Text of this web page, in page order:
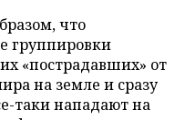
что
группировки
«пострадавших» от
на земле и сразу
таки нападают на